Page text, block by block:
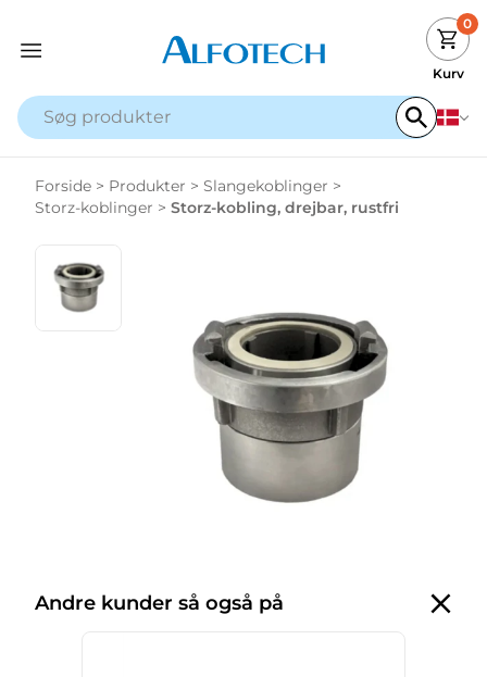
0
Kurv
Forside > Produkter > Slangekoblinger >
Storz-koblinger > Storz-kobling, drejbar, rustfri
Andre kunder så også på